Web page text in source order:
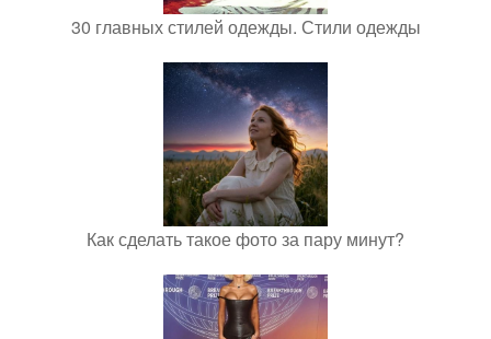
30 главных стилей одежды. Стили одежды
Как сделать такое фото за пару минут?